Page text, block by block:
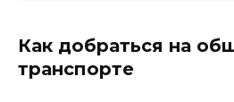
Как добраться на
транспорте